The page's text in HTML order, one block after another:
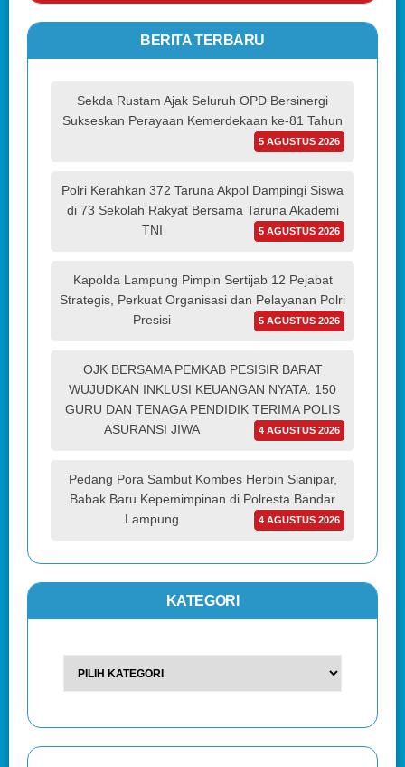
BERITA TERBARU
Sekda Rustam Ajak Seluruh OPD Bersinergi
Sukseskan Perayaan Kemerdekaan ke-81 Tahun
5 AGUSTUS 2026
Polri Kerahkan 372 Taruna Akpol Dampingi Siswa
di 73 Sekolah Rakyat Bersama Taruna Akademi
TNI
5 AGUSTUS 2026
Kapolda Lampung Pimpin Sertijab 12 Pejabat
Strategis, Perkuat Organisasi dan Pelayanan Polri
Presisi
5 AGUSTUS 2026
OJK BERSAMA PEMKAB PESISIR BARAT
WUJUDKAN INKLUSI KEUANGAN NYATA: 150
GURU DAN TENAGA PENDIDIK TERIMA POLIS
ASURANSI JIWA
4 AGUSTUS 2026
Pedang Pora Sambut Kombes Herbin Sianipar,
Babak Baru Kepemimpinan di Polresta Bandar
Lampung
4 AGUSTUS 2026
KATEGORI